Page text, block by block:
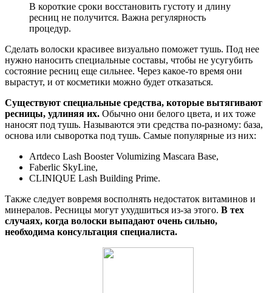
В короткие сроки восстановить густоту и длину
ресниц не получится. Важна регулярность
процедур.
Сделать волоски красивее визуально поможет тушь. Под нее
нужно наносить специальные составы, чтобы не усугубить
состояние ресниц еще сильнее. Через какое-то время они
вырастут, и от косметики можно будет отказаться.
Существуют специальные средства, которые вытягивают
ресницы, удлиняя их. Обычно они белого цвета, и их тоже
наносят под тушь. Называются эти средства по-разному: база,
основа или сыворотка под тушь. Самые популярные из них:
Artdeco Lash Booster Volumizing Mascara Base,
Faberlic SkyLine,
CLINIQUE Lash Building Prime.
Также следует вовремя восполнять недостаток витаминов и
минералов. Ресницы могут ухудшиться из-за этого. В тех
случаях, когда волоски выпадают очень сильно,
необходима консультация специалиста.